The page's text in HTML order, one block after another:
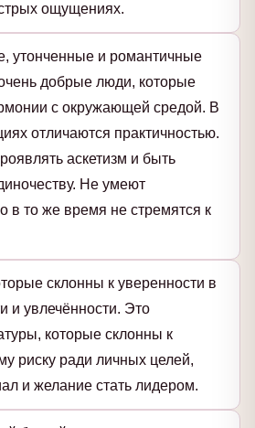
ощущениях.
утонченные и романтичные
добрые люди, которые
с окружающей средой. В
отличаются практичностью.
аскетизм и быть
Не умеют
в то же время не стремятся к
склонны к уверенности в
и увлечённости. Это
которые склонны к
риску ради личных целей,
и желание стать лидером.